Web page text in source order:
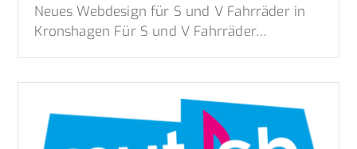
Neues Webdesign für S und V Fahrräder in
Kronshagen Für S und V Fahrräder…